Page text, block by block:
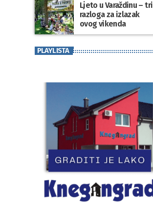
Ljeto u Varaždinu – tri
razloga za izlazak
ovog vikenda
PLAYLISTA